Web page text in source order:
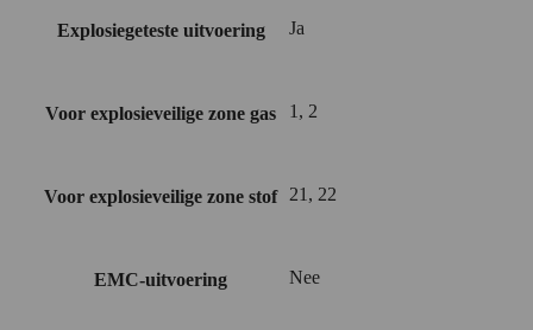
Explosiegeteste uitvoering Ja
Voor explosieveilige zone gas 1, 2
Voor explosieveilige zone stof 21, 22
EMC-uitvoering Nee